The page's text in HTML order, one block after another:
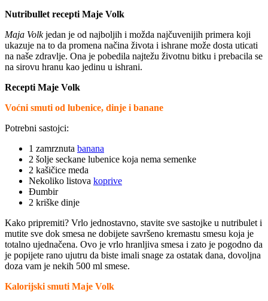
Nutribullet recepti Maje Volk
Maja Volkjedan je od najboljih i možda najčuvenijih primera koji
ukazuje na to da promena načina života i ishrane može dosta uticati
na naše zdravlje. Ona je pobedila najtežu životnu bitku i prebacila se
na sirovu hranu kao jedinu u ishrani.
Recepti Maje Volk
Voćni smuti od lubenice, dinje i banane
Potrebni sastojci:
1 zamrznuta banana
2 šolje seckane lubenice koja nema semenke
2 kašičice meda
Nekoliko listova koprive
Đumbir
2 kriške dinje
Kako pripremiti? Vrlo jednostavno, stavite sve sastojke u nutribulet i
mutite sve dok smesa ne dobijete savršeno kremastu smesu koja je
totalno ujednačena. Ovo je vrlo hranljiva smesa i zato je pogodno da
je popijete rano ujutru da biste imali snage za ostatak dana, dovoljna
doza vam je nekih 500 ml smese.
Kalorijski smuti Maje Volk